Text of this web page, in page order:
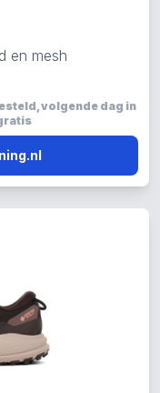
en mesh
volgende dag in